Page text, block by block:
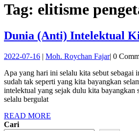
Tag: elitisme
Dunia (Anti) Intelektual
2022-07-162022-
16
| Moh. Roychan FajarMoh.
Fajar
| 0
Apa yang hari ini selalu kita sebut sebagai intelektual, ternyata
sudah tak seperti yang kita bayangkan
intelektual yang sejak dulu kita bayangkan
selalu bergulat
READ MORE
Cari